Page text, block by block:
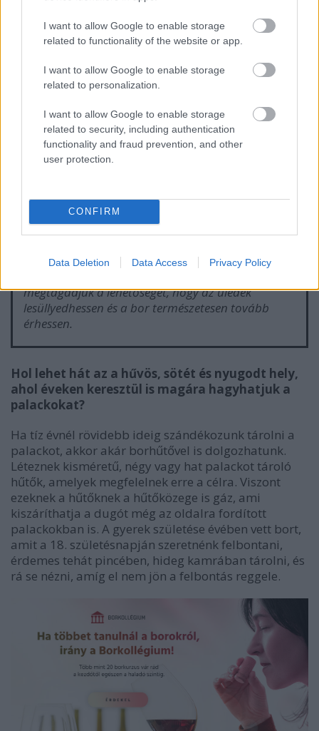
I want to allow Google to enable storage
related to functionality of the website or app.
I want to allow Google to enable storage
related to personalization.
I want to allow Google to enable storage
related to security, including authentication
functionality and fraud prevention, and other
user protection.
CONFIRM
Data Deletion Data Access Privacy Policy
oxigén hatolhat, és nem kívánt vegyi oxidációhoz
vezet, amivel rontja a bor minőségét.
4. Mozgás
A hosszabb ideig tárolt üveg támaszkodó oldalán az
évek során kicsapódó savak, színanyagok is
összegyűlnek. Ezeket nem szabad felkavarni.
Ezért a több éven oldalán tárolt üveget nagyon
óvatosan vegyük le a polcról, és hagyjuk továbbra is
kicsapódott üledék minél kisebb helyen
koncentrálódjon és mindenképpen folytassuk a bor
dekántálásával.
megtagadjuk a lehetőséget, hogy az üledék
lesüllyedhessen és a bor természetesen tovább
érhessen.
Hol lehet hát az a hűvös, sötét és nyugodt hely,
ahol éveken keresztül is magára hagyhatjuk a
palackokat?
Ha tíz évnél rövidebb ideig szándékozunk tárolni a
palackot, akkor akár borhűtővel is dolgozhatunk.
Léteznek kisméretű, négy vagy hat palackot tároló
hűtők, amelyek megfelelnek erre a célra. Viszont
ezeknek a hűtőknek a hűtőközege is gáz, ami
kiszáríthatja a dugót még az oldalra fordított
palackokban is. A gyerek születése évében vett bort,
amit a 18. születésnapján szeretnénk felbontani,
érdemes tehát pincében, hideg kamrában tárolni, és
rá se nézni, amíg el nem jön a felbontás reggele.